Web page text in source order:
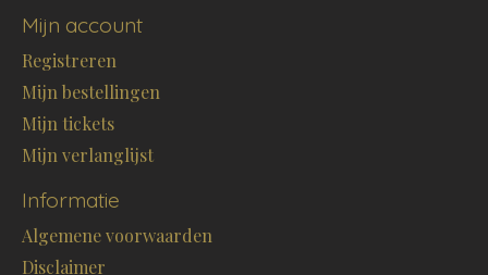
Mijn account
Registreren
Mijn bestellingen
Mijn tickets
Mijn verlanglijst
Informatie
Algemene voorwaarden
Disclaimer